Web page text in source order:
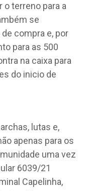
terreno para a
se
compra e, por
para as 500
na caixa para
do inicio de
lutas e,
apenas para os
uma vez
6039/21
Capelinha,